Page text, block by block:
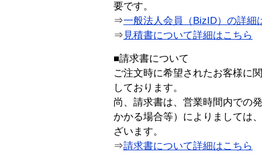
要です。
⇒一般法人会員（BizID）の詳細
⇒ 見積書について詳細はこちら
■請求書について
ご注文時に希望されたお客様に
しております。
尚、請求書は、営業時間内での
かかる場合等）によりましては
ざいます。
⇒請求書について詳細はこちら